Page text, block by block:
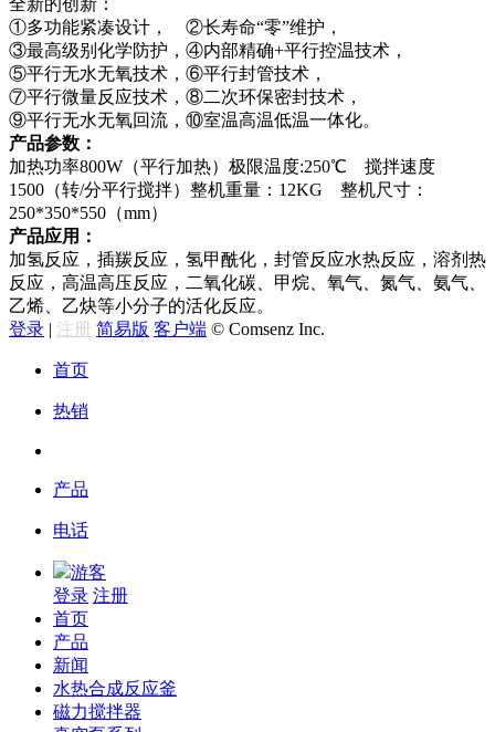
全新的创新：
①多功能紧凑设计， ②长寿命“零”维护，
③最高级别化学防护，④内部精确+平行控温技术，
⑤平行无水无氧技术，⑥平行封管技术，
⑦平行微量反应技术，⑧二次环保密封技术，
⑨平行无水无氧回流，⑩室温高温低温一体化。
产品参数：
加热功率800W（平行加热）极限温度:250℃ 搅拌速度
1500（转/分平行搅拌）整机重量：12KG 整机尺寸：
250*350*550（mm）
产品应用：
加氢反应，插羰反应，氢甲酰化，封管反应水热反应，溶剂热
反应，高温高压反应，二氧化碳、甲烷、氧气、氮气、氨气、
乙烯、乙炔等小分子的活化反应。
登录 | 注册 简易版 客户端 © Comsenz Inc.
首页
热销
产品
电话
游客
登录 注册
首页
产品
新闻
水热合成反应釜
磁力搅拌器